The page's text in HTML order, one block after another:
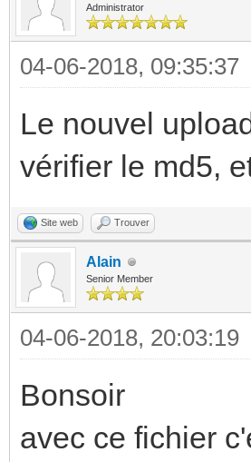
Administrator
04-06-2018, 09:35:37
Le nouvel
vérifier le md5,
Site web Trouver
Alain
Senior Member
04-06-2018, 20:03:19
Bonsoir
avec ce fichier